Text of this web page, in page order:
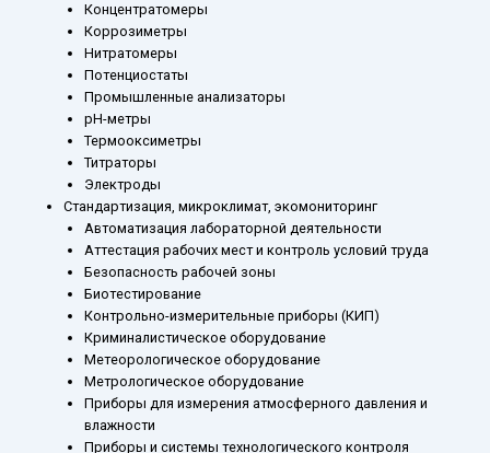
Концентратомеры
Коррозиметры
Нитратомеры
Потенциостаты
Промышленные анализаторы
рН-метры
Термооксиметры
Титраторы
Электроды
Стандартизация, микроклимат, экомониторинг
Автоматизация лабораторной деятельности
Аттестация рабочих мест и контроль условий труда
Безопасность рабочей зоны
Биотестирование
Контрольно-измерительные приборы (КИП)
Криминалистическое оборудование
Метеорологическое оборудование
Метрологическое оборудование
Приборы для измерения атмосферного давления и
влажности
Приборы и системы технологического контроля